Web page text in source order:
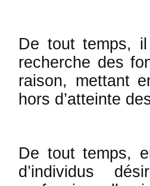
De tout temps,
recherche des
raison, mettant
hors d’at­teinte
De tout temps,
d’individus